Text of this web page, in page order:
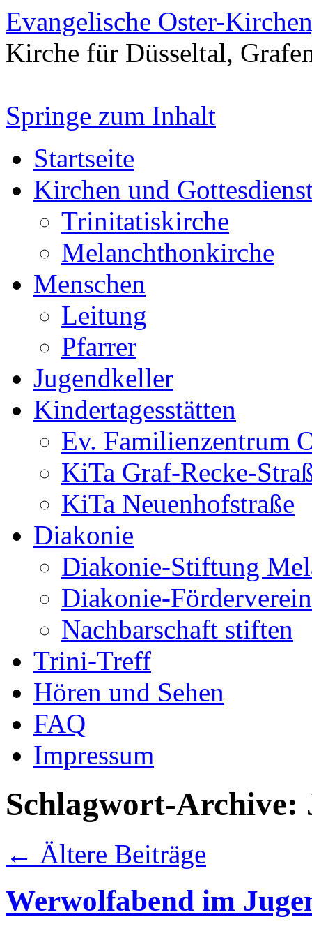
Evangelische Oster-
Kirche für Düsseltal,
Springe zum Inhalt
Startseite
Kirchen und
Trinitatiskirche
Melanchthonkirche
Menschen
Leitung
Pfarrer
Jugendkeller
Kindertagesstätten
Ev. Familienzentrum
KiTa Graf-Recke-
KiTa Neuenhofstraße
Diakonie
Diakonie-Stiftung
Diakonie-
Nachbarschaft stiften
Trini-Treff
Hören und Sehen
FAQ
Impressum
Schlagwort-Archive:
← Ältere Beiträge
Werwolfabend im